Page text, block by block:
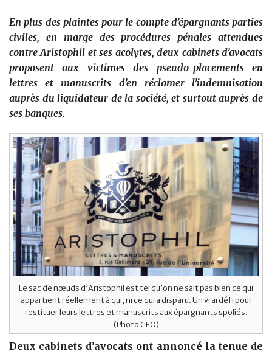
En plus des plaintes pour le compte d’épargnants parties
civiles, en marge des procédures pénales attendues
contre Aristophil et ses acolytes, deux cabinets d’avocats
proposent aux victimes des pseudo-placements en
lettres et manuscrits d’en réclamer l’indemnisation
auprès du liquidateur de la société, et surtout auprès de
ses banques.
Le sac de nœuds d’Aristophil est tel qu’on ne sait pas bien ce qui
appartient réellement à qui, ni ce qui a disparu. Un vrai défi pour
restituer leurs lettres et manuscrits aux épargnants spoliés.
(Photo CEO)
Deux cabinets d’avocats ont annoncé la tenue de